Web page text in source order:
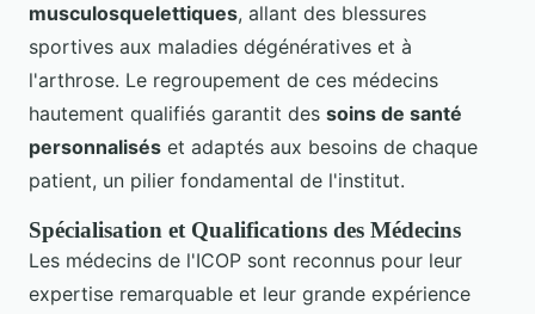
musculosquelettiques, allant des blessures
sportives aux maladies dégénératives et à
l'arthrose. Le regroupement de ces médecins
hautement qualifiés garantit des soins de santé
personnalisés et adaptés aux besoins de chaque
patient, un pilier fondamental de l'institut.
Spécialisation et Qualifications des Médecins
Les médecins de l'ICOP sont reconnus pour leur
expertise remarquable et leur grande expérience